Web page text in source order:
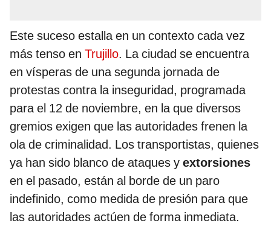
Este suceso estalla en un contexto cada vez
más tenso en Trujillo. La ciudad se encuentra
en vísperas de una segunda jornada de
protestas contra la inseguridad, programada
para el 12 de noviembre, en la que diversos
gremios exigen que las autoridades frenen la
ola de criminalidad. Los transportistas, quienes
ya han sido blanco de ataques y extorsiones
en el pasado, están al borde de un paro
indefinido, como medida de presión para que
las autoridades actúen de forma inmediata.